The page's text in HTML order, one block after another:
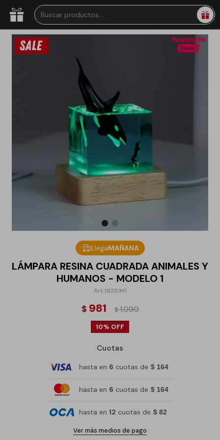
LlegaMAÑANA
LÁMPARA RESINA CUADRADA ANIMALES Y
HUMANOS - MODELO 1
19281M1
$ 981 $1.090
10
Cuotas
hasta en 6 cuotas de $ 164
hasta en 6 cuotas de $ 164
hasta en 12 cuotas de $ 82
Ver más medios de pago